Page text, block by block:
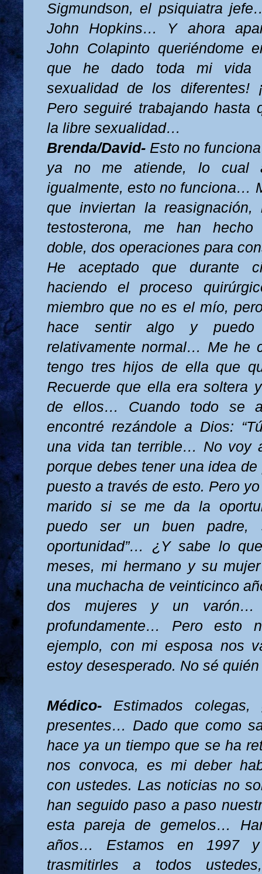
Sigmundson, el psiquiatra
John Hopkins… Y ahora
John Colapinto queriéndome
que he dado toda mi vida
sexualidad de los diferentes!
Pero seguiré trabajando hasta
la libre sexualidad…
Brenda/David- Esto no
ya no me atiende, lo cual
igualmente, esto no funciona…
que inviertan la reasignación,
testosterona, me han hecho
doble, dos operaciones para
He aceptado que durante
haciendo el proceso
miembro que no es el mío,
hace sentir algo y
relativamente normal… Me he
tengo tres hijos de ella que
Recuerde que ella era soltera
de ellos… Cuando todo se
encontré rezándole a Dios:
una vida tan terrible… No voy
porque debes tener una idea
puesto a través de esto. Pero
marido si se me da la
puedo ser un buen
oportunidad”… ¿Y sabe lo
meses, mi hermano y su
una muchacha de veinticinco
dos mujeres y un varón…
profundamente… Pero esto
ejemplo, con mi esposa nos
estoy desesperado. No sé
Médico- Estimados colegas,
presentes… Dado que como
hace ya un tiempo que se ha
nos convoca, es mi deber
con ustedes. Las noticias no
han seguido paso a paso
esta pareja de gemelos…
años… Estamos en 1997 y
trasmitirles a todos